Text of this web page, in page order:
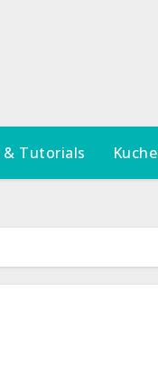
& Tutorials